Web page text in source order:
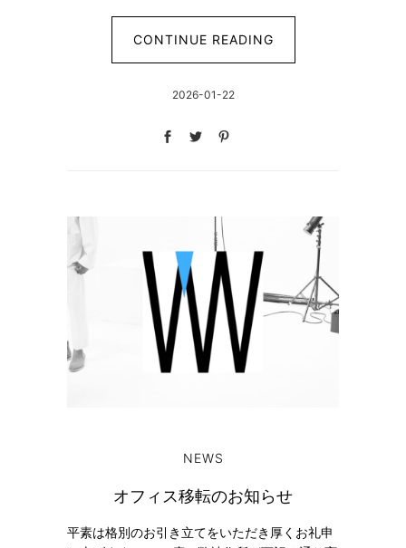
CONTINUE READING
2026-01-22
NEWS
オフィス移転のお知らせ
平素は格別のお引き立てをいただき厚くお礼申